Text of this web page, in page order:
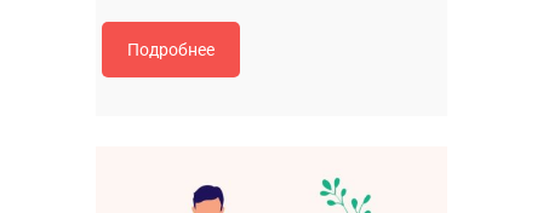
Подробнее